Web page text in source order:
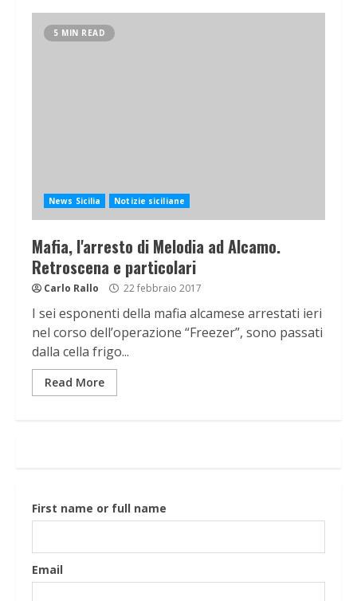
5 MIN READ
News Sicilia Notizie siciliane
Mafia, l'arresto di Melodia ad Alcamo.
Retroscena e particolari
Carlo Rallo 22 febbraio 2017
I sei esponenti della mafia alcamese arrestati ieri
nel corso dell’operazione “Freezer”, sono passati
dalla cella frigo...
Read More
First name or full name
Email